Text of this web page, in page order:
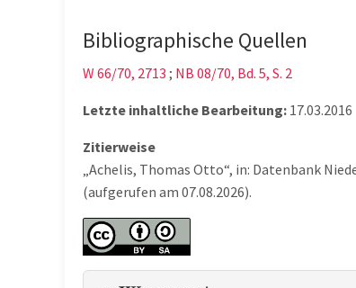
Bibliographische Quellen
W 66/70, 2713 ; NB 08/70, Bd. 5, S. 2
Letzte inhaltliche Bearbeitung: 17.03.2016
Zitierweise
„Achelis, Thomas Otto“, in: Datenbank
(aufgerufen am 07.08.2026).